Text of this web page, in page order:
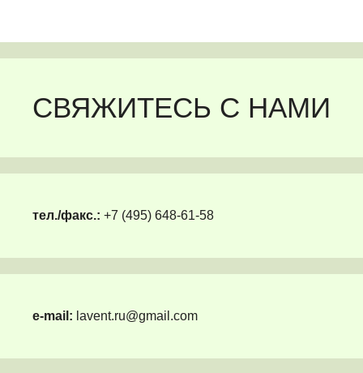
СВЯЖИТЕСЬ С НАМИ
тел./факс.: +7 (495) 648-61-58
e-mail: lavent.ru@gmail.com